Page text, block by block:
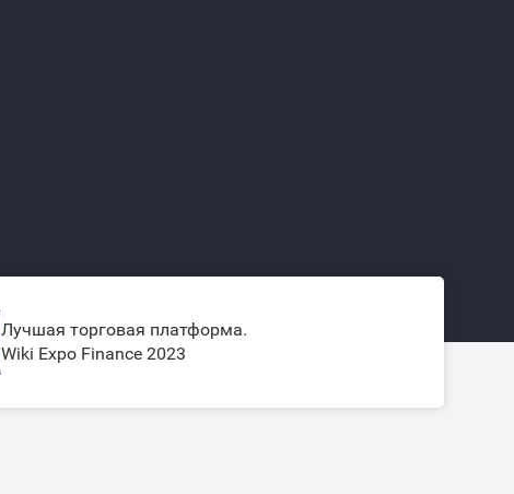
Лучшая торговая платформа.
Wiki Expo Finance 2023